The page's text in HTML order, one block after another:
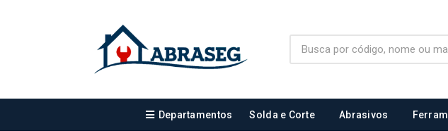
Departamentos Solda e Corte Abrasivos